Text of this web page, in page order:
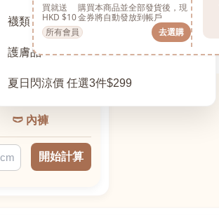
襪類
護膚品
夏日閃涼價 任選3件$299
買就送
HKD $10
購買本商品並全部發貨後，現
金券將自動發放到帳戶
所有會員
去選購
🩲 內褲
開始計算